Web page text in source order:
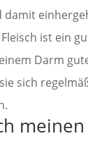
damit
ist ein
Darm
sich